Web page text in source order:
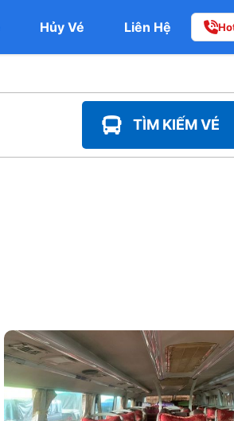
Hủy Vé Liên Hệ
TÌM KIẾM VÉ